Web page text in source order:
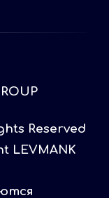
Reserved
LEVMANK